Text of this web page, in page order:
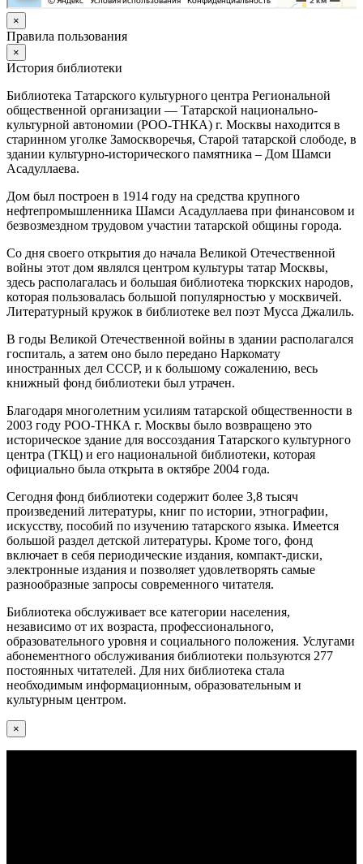
×
Правила пользования
×
История библиотеки
Библиотека Татарского культурного центра Региональной
общественной организации — Татарской национально-
культурной автономии (РОО-ТНКА) г. Москвы находится в
старинном уголке Замоскворечья, Старой татарской слободе, в
здании культурно-исторического памятника – Дом Шамси
Асадуллаева.
Дом был построен в 1914 году на средства крупного
нефтепромышленника Шамси Асадуллаева при финансовом и
безвозмездном трудовом участии татарской общины города.
Со дня своего открытия до начала Великой Отечественной
войны этот дом являлся центром культуры татар Москвы,
здесь располагалась и большая библиотека тюркских народов,
которая пользовалась большой популярностью у москвичей.
Литературный кружок в библиотеке вел поэт Мусса Джалиль.
В годы Великой Отечественной войны в здании располагался
госпиталь, а затем оно было передано Наркомату
иностранных дел СССР, и к большому сожалению, весь
книжный фонд библиотеки был утрачен.
Благодаря многолетним усилиям татарской общественности в
2003 году РОО-ТНКА г. Москвы было возвращено это
историческое здание для воссоздания Татарского культурного
центра (ТКЦ) и его национальной библиотеки, которая
официально была открыта в октябре 2004 года.
Сегодня фонд библиотеки содержит более 3,8 тысяч
произведений литературы, книг по истории, этнографии,
искусству, пособий по изучению татарского языка. Имеется
большой раздел детской литературы. Кроме того, фонд
включает в себя периодические издания, компакт-диски,
электронные издания и позволяет удовлетворять самые
разнообразные запросы современного читателя.
Библиотека обслуживает все категории населения,
независимо от их возраста, профессионального,
образовательного уровня и социального положения. Услугами
абонементного обслуживания библиотеки пользуются 277
постоянных читателей. Для них библиотека стала
необходимым информационным, образовательным и
культурным центром.
×